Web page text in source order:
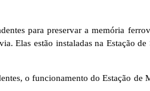
para preservar a memória
Elas estão instaladas na Estação de
o funcionamento do Estação de